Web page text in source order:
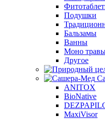
Подушки
Бальзамы
Ванны
Моно
Другое
ANITOX
BioNative
MaxiVisor